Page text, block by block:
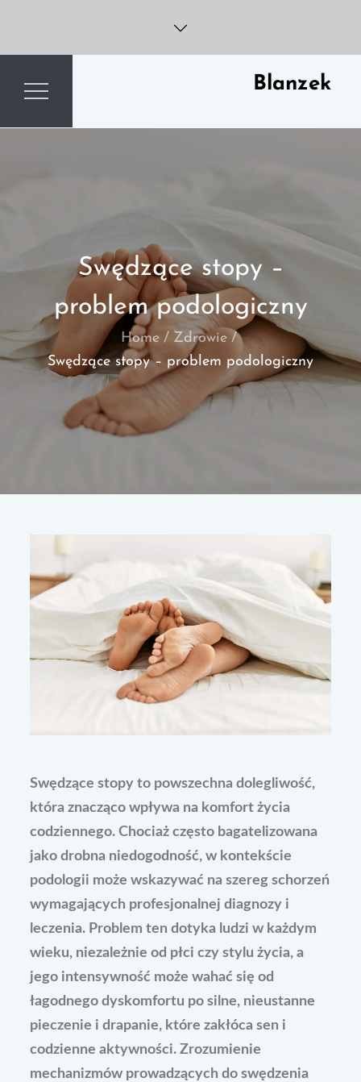
content
Blanzek
Swędzące stopy –
problem podologiczny
Home
Zdrowie
Swędzące stopy – problem podologiczny
Swędzące stopy to powszechna dolegliwość,
która znacząco wpływa na komfort życia
codziennego. Chociaż często bagatelizowana
jako drobna niedogodność, w kontekście
podologii może wskazywać na szereg schorzeń
wymagających profesjonalnej diagnozy i
leczenia. Problem ten dotyka ludzi w każdym
wieku, niezależnie od płci czy stylu życia, a
jego intensywność może wahać się od
łagodnego dyskomfortu po silne, nieustanne
pieczenie i drapanie, które zakłóca sen i
codzienne aktywności. Zrozumienie
mechanizmów prowadzących do swędzenia